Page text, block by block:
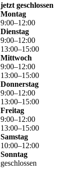
jetzt geschlossen
Montag
9:00–12:00
Dienstag
9:00–12:00
13:00–15:00
Mittwoch
9:00–12:00
13:00–15:00
Donnerstag
9:00–12:00
13:00–15:00
Freitag
9:00–12:00
13:00–15:00
Samstag
10:00–12:00
Sonntag
geschlossen